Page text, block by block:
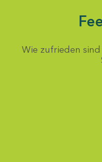
Wie zufrieden